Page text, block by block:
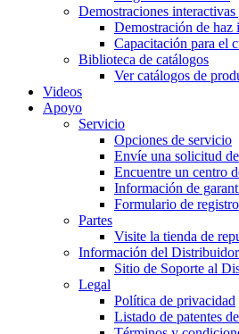
Demostraciones
Demostración de haz
Capacitación para el
Biblioteca de catálogos
Ver catálogos de
Videos
Apoyo
Servicio
Opciones de servicio
Envíe una solicitud
Encuentre un centro
Información de
Formulario de
Partes
Visite la tienda de
Información del Distribuidor
Sitio de Soporte al
Legal
Política de privacidad
Listado de patentes